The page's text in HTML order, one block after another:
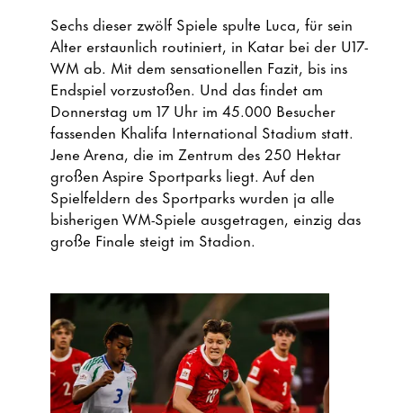
Sechs dieser zwölf Spiele spulte Luca, für sein
Alter erstaunlich routiniert, in Katar bei der U17-
WM ab. Mit dem sensationellen Fazit, bis ins
Endspiel vorzustoßen. Und das findet am
Donnerstag um 17 Uhr im 45.000 Besucher
fassenden Khalifa International Stadium statt.
Jene Arena, die im Zentrum des 250 Hektar
großen Aspire Sportparks liegt. Auf den
Spielfeldern des Sportparks wurden ja alle
bisherigen WM-Spiele ausgetragen, einzig das
große Finale steigt im Stadion.